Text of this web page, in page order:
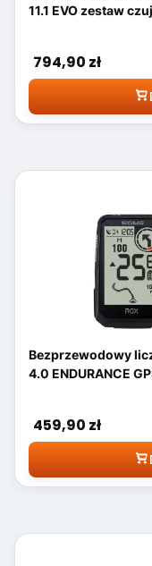
11.1 EVO zestaw
Cena
794,90 zł
Bezprzewodowy
4.0 ENDURANCE
Cena
459,90 zł